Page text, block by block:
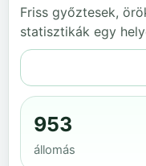
Friss győztesek,
statisztikák egy
953
állomás